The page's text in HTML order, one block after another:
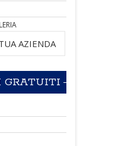
AZIENDA
GRATUITI